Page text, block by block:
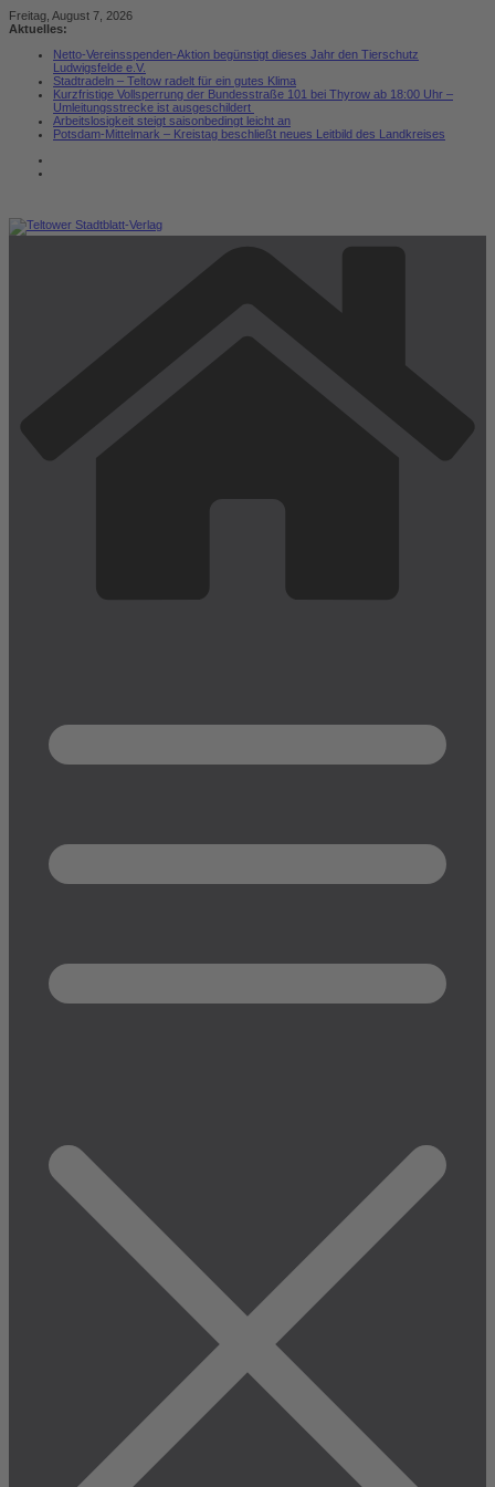
Zum
Inhalt
Freitag, August 7, 2026
Aktuelles:
Netto-Vereinsspenden-Aktion begünstigt dieses Jahr den Tierschutz
Ludwigsfelde e.V.
Stadtradeln – Teltow radelt für ein gutes Klima
Kurzfristige Vollsperrung der Bundesstraße 101 bei Thyrow ab 18:00 Uhr –
Umleitungsstrecke ist ausgeschildert
Arbeitslosigkeit steigt saisonbedingt leicht an
Potsdam-Mittelmark – Kreistag beschließt neues Leitbild des Landkreises